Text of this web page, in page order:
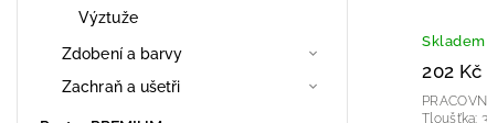
Výztuže
Zdobení a barvy
Zachraň a ušetři
Skladem
202 Kč
PRACOVNÍ